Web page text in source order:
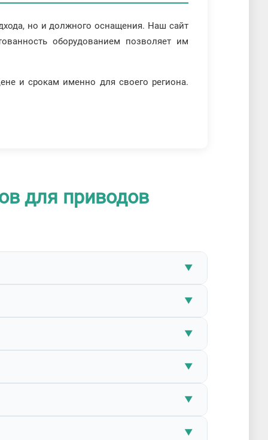
но и должного оснащения. Наш сайт
оборудованием позволяет им
и срокам именно для своего региона.
для приводов